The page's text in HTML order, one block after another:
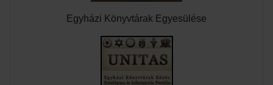
Egyházi Könyvtárak Egyesülése